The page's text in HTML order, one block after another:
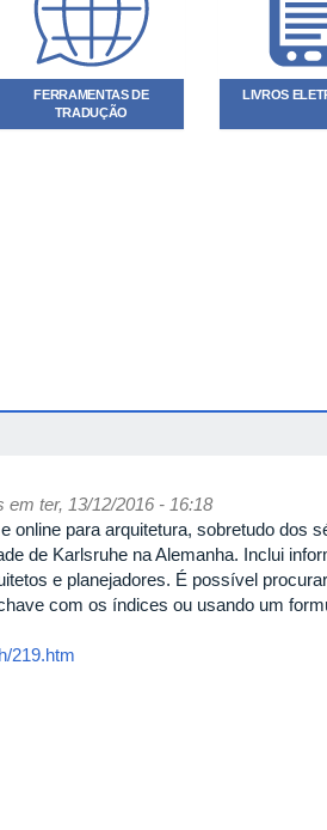
FERRAMENTAS DE
TRADUÇÃO
LIVROS
em ter, 13/12/2016 - 16:18
online para arquitetura, sobretudo dos
de Karlsruhe na Alemanha. Inclui
e planejadores. É possível
com os índices ou usando um
219.htm